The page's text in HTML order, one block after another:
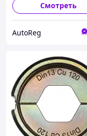
Смотреть
AutoReg